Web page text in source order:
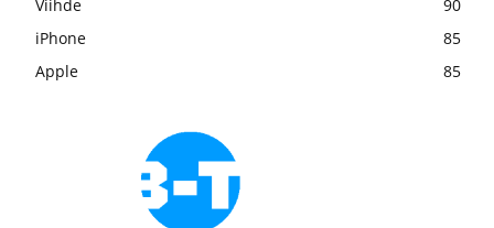
Viihde
90
iPhone
85
Apple
85